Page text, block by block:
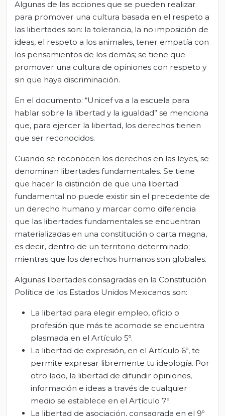
Algunas de las acciones que se pueden realizar
para promover una cultura basada en el respeto a
las libertades son: la tolerancia, la no imposición de
ideas, el respeto a los animales, tener empatía con
los pensamientos de los demás; se tiene que
promover una cultura de opiniones con respeto y
sin que haya discriminación.
En el documento: “Unicef va a la escuela para
hablar sobre la libertad y la igualdad” se menciona
que, para ejercer la libertad, los derechos tienen
que ser reconocidos.
Cuando se reconocen los derechos en las leyes, se
denominan libertades fundamentales. Se tiene
que hacer la distinción de que una libertad
fundamental no puede existir sin el precedente de
un derecho humano y marcar como diferencia
que las libertades fundamentales se encuentran
materializadas en una constitución o carta magna,
es decir, dentro de un territorio determinado;
mientras que los derechos humanos son globales.
Algunas libertades consagradas en la Constitución
Política de los Estados Unidos Mexicanos son:
La libertad para elegir empleo, oficio o
profesión que más te acomode se encuentra
plasmada en el Artículo 5º.
La libertad de expresión, en el Artículo 6º, te
permite expresar libremente tu ideología. Por
otro lado, la libertad de difundir opiniones,
información e ideas a través de cualquier
medio se establece en el Artículo 7º.
La libertad de asociación, consagrada en el 9º